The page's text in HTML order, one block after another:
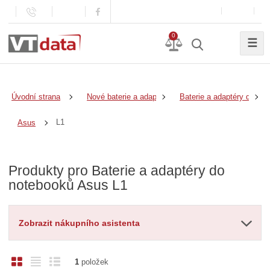
0
☰
Úvodní strana Nové baterie a adaptéry Baterie a adaptéry do
Asus L1
Produkty pro Baterie a adaptéry do
notebooků Asus L1
Zobrazit nákupního asistenta
O
Ř
1položek